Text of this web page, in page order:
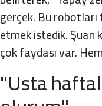
gerçek. Bu
etmek istedik. Şuan
çok faydası var.
"Usta